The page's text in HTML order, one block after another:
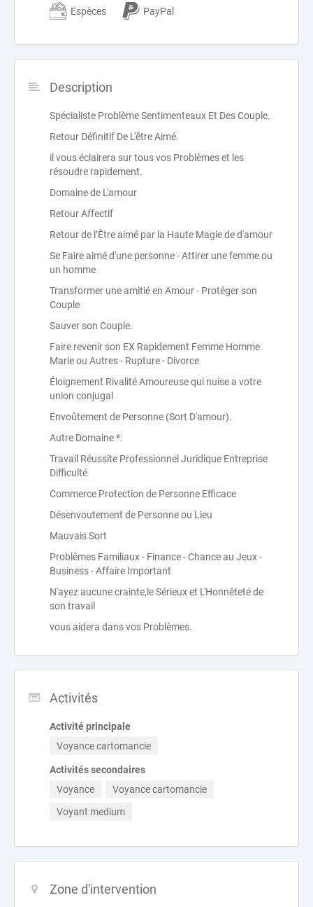
Espèces
PayPal
Description
Spécialiste Problème Sentimenteaux Et Des Couple.
Retour Définitif De L'être Aimé.
il vous éclairera sur tous vos Problèmes et les
résoudre rapidement.
Domaine de L'amour
Retour Affectif
Retour de l’Être aimé par la Haute Magie de d'amour
Se Faire aimé d'une personne - Attirer une femme ou
un homme
Transformer une amitié en Amour - Protéger son
Couple
Sauver son Couple.
Faire revenir son EX Rapidement Femme Homme
Marie ou Autres - Rupture - Divorce
Éloignement Rivalité Amoureuse qui nuise a votre
union conjugal
Envoûtement de Personne (Sort D'amour).
Autre Domaine *:
Travail Réussite Professionnel Juridique Entreprise
Difficulté
Commerce Protection de Personne Efficace
Désenvoutement de Personne ou Lieu
Mauvais Sort
Problèmes Familiaux - Finance - Chance au Jeux -
Business - Affaire Important
N'ayez aucune crainte,le Sérieux et L'Honnêteté de
son travail
vous aidera dans vos Problèmes.
Activités
Activité principale
Voyance cartomancie
Activités secondaires
Voyance
Voyance cartomancie
Voyant medium
Zone d'intervention